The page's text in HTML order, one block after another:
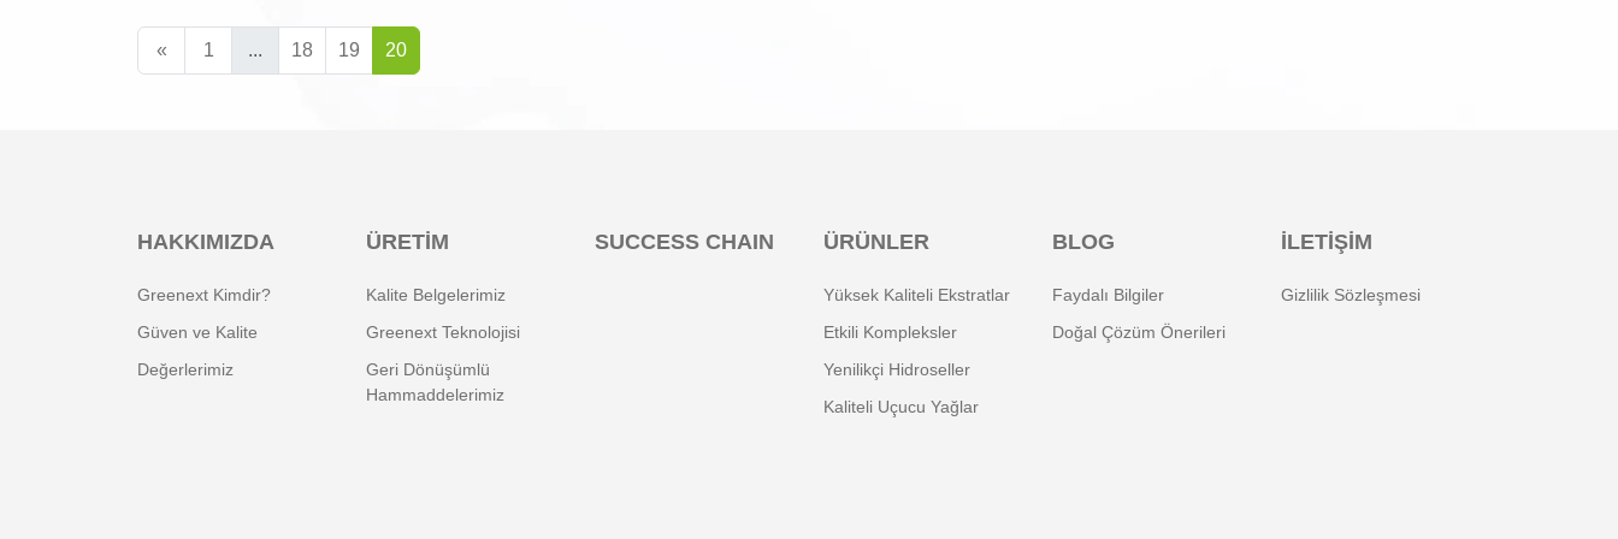
« 1 ... 18 19 20
HAKKIMIZDA
Greenext Kimdir?
Güven ve Kalite
Değerlerimiz
ÜRETIM
Kalite Belgelerimiz
Greenext Teknolojisi
Geri Dönüşümlü
Hammaddelerimiz
SUCCESS CHAIN ÜRÜNLER
Yüksek Kaliteli Ekstratlar
Etkili Kompleksler
Yenilikçi Hidroseller
Kaliteli Uçucu Yağlar
BLOG
Faydalı Bilgiler
Doğal Çözüm Önerileri
İLETİŞİM
Gizlilik Sözleşmesi